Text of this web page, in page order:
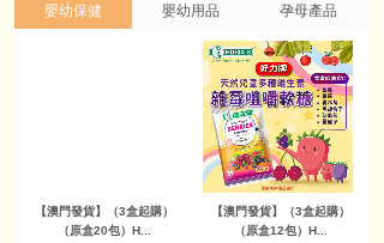
嬰幼保健 嬰幼用品 孕母產品
【澳門發貨】錦化成 迪士
尼米妮餐具套裝
【澳門發貨】錦化成 迪士
尼米奇餐具套裝